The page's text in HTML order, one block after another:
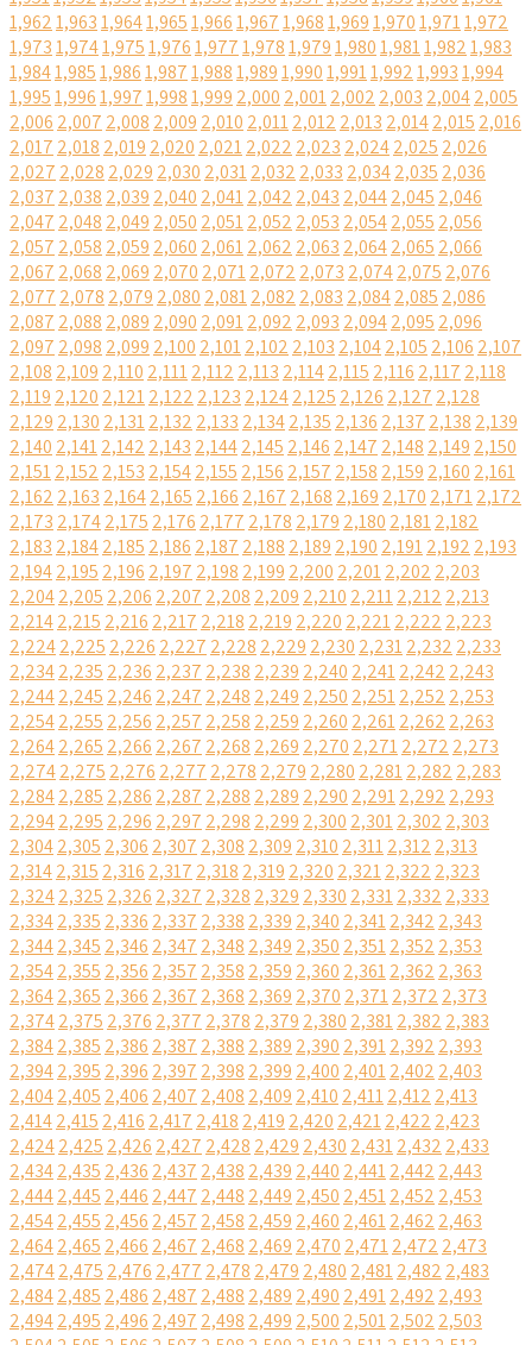
1,9621,9631,9641,9651,9661,9671,9681,9691,9701,9711,972
1,9731,9741,9751,9761,9771,9781,9791,9801,9811,9821,983
1,9841,9851,9861,9871,9881,9891,9901,9911,9921,9931,994
1,9951,9961,9971,9981,999 2,000 2,0012,002 2,003 2,0042,005
2,006 2,007 2,008 2,009 2,010 2,0112,012 2,013 2,0142,015 2,016
2,017 2,018 2,019 2,020 2,0212,022 2,023 2,0242,025 2,026
2,027 2,028 2,029 2,030 2,0312,032 2,033 2,0342,035 2,036
2,037 2,038 2,039 2,040 2,0412,042 2,043 2,0442,045 2,046
2,047 2,048 2,049 2,050 2,0512,052 2,053 2,0542,055 2,056
2,057 2,058 2,059 2,060 2,0612,062 2,063 2,0642,065 2,066
2,067 2,068 2,069 2,070 2,0712,072 2,073 2,0742,075 2,076
2,077 2,078 2,079 2,080 2,0812,082 2,083 2,0842,085 2,086
2,087 2,088 2,089 2,090 2,0912,092 2,093 2,0942,095 2,096
2,097 2,098 2,099 2,100 2,1012,102 2,103 2,1042,105 2,106 2,107
2,108 2,109 2,110 2,1112,112 2,113 2,1142,115 2,116 2,117 2,118
2,119 2,120 2,1212,122 2,123 2,1242,125 2,126 2,127 2,128
2,129 2,130 2,1312,132 2,133 2,1342,135 2,136 2,137 2,138 2,139
2,140 2,1412,142 2,143 2,1442,145 2,146 2,147 2,148 2,149 2,150
2,1512,152 2,153 2,1542,155 2,156 2,157 2,158 2,159 2,160 2,161
2,162 2,163 2,1642,165 2,166 2,167 2,168 2,169 2,170 2,1712,172
2,173 2,1742,175 2,176 2,177 2,178 2,179 2,180 2,1812,182
2,183 2,1842,185 2,186 2,187 2,188 2,189 2,190 2,1912,192 2,193
2,1942,195 2,196 2,197 2,198 2,199 2,200 2,2012,202 2,203
2,2042,205 2,206 2,207 2,208 2,209 2,210 2,2112,212 2,213
2,2142,215 2,216 2,217 2,218 2,219 2,220 2,2212,222 2,223
2,2242,225 2,226 2,227 2,228 2,229 2,230 2,2312,232 2,233
2,2342,235 2,236 2,237 2,238 2,239 2,240 2,2412,242 2,243
2,2442,245 2,246 2,247 2,248 2,249 2,250 2,2512,252 2,253
2,2542,255 2,256 2,257 2,258 2,259 2,260 2,2612,262 2,263
2,2642,265 2,266 2,267 2,268 2,269 2,270 2,2712,272 2,273
2,2742,275 2,276 2,277 2,278 2,279 2,280 2,2812,282 2,283
2,2842,285 2,286 2,287 2,288 2,289 2,290 2,2912,292 2,293
2,2942,295 2,296 2,297 2,298 2,299 2,300 2,3012,302 2,303
2,3042,305 2,306 2,307 2,308 2,309 2,310 2,3112,312 2,313
2,3142,315 2,316 2,317 2,318 2,319 2,320 2,3212,322 2,323
2,3242,325 2,326 2,327 2,328 2,329 2,330 2,3312,332 2,333
2,3342,335 2,336 2,337 2,338 2,339 2,340 2,3412,342 2,343
2,3442,345 2,346 2,347 2,348 2,349 2,350 2,3512,352 2,353
2,3542,355 2,356 2,357 2,358 2,359 2,360 2,3612,362 2,363
2,3642,365 2,366 2,367 2,368 2,369 2,370 2,3712,372 2,373
2,3742,375 2,376 2,377 2,378 2,379 2,380 2,3812,382 2,383
2,3842,385 2,386 2,387 2,388 2,389 2,390 2,3912,392 2,393
2,3942,395 2,396 2,397 2,398 2,399 2,400 2,4012,402 2,403
2,4042,405 2,406 2,407 2,408 2,409 2,410 2,4112,412 2,413
2,4142,415 2,416 2,417 2,418 2,419 2,420 2,4212,422 2,423
2,4242,425 2,426 2,427 2,428 2,429 2,430 2,4312,432 2,433
2,4342,435 2,436 2,437 2,438 2,439 2,440 2,4412,442 2,443
2,4442,445 2,446 2,447 2,448 2,449 2,450 2,4512,452 2,453
2,4542,455 2,456 2,457 2,458 2,459 2,460 2,4612,462 2,463
2,4642,465 2,466 2,467 2,468 2,469 2,470 2,4712,472 2,473
2,4742,475 2,476 2,477 2,478 2,479 2,480 2,4812,482 2,483
2,4842,485 2,486 2,487 2,488 2,489 2,490 2,4912,492 2,493
2,4942,495 2,496 2,497 2,498 2,499 2,500 2,5012,502 2,503